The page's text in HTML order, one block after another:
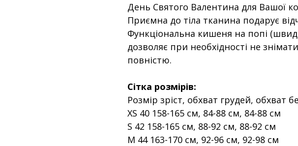
День Святого Валентина для Вашої
Приємна до тіла тканина подарує
Функціональна кишеня на попі
дозволяє при необхідності не
повністю.
Сітка розмірів:
Розмір зріст, обхват грудей, обхват
XS 40 158-165 см, 84-88 см, 84-88 см
S 42 158-165 см, 88-92 см, 88-92 см
M 44 163-170 см, 92-96 см, 92-98 см